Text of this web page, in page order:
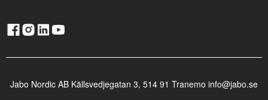
Jabo Nordic AB Källsvedjegatan 3, 514 91 Tranemo info@jabo.se